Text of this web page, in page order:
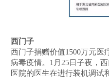
西门子
西门子捐赠价值1500万元医
病毒疫情。1月25日子夜，
医院的医生在进行装机调试